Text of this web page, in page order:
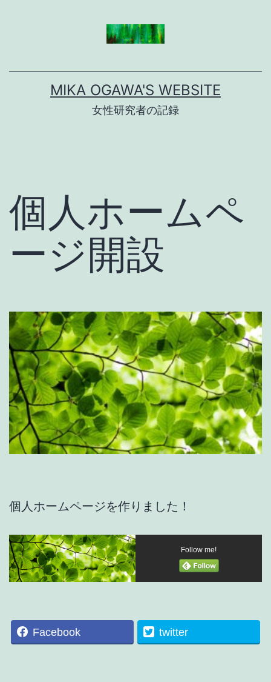
ン
MIKA OGAWA'S WEBSITE
女性研究者の記録
個人ホームペ
ージ開設
個人ホームページを作りました！
Follow me!
Facebook twitter